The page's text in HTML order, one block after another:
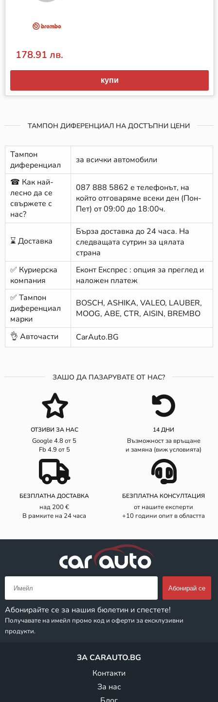
178.91 лв.
купи
ТАМПОН ДИФЕРЕНЦИАЛ НА ДОСТЪПНИ ЦЕНИ
Тампон
диференциал
за всички автомобили
☎ Как най-
лесно да се
свържете с
нас?
087 888 5862 е телефонът, на
който отговаряме всеки ден (Пон-
Пет) от 09:00 до 18:00ч.
⌛ Доставка
Бърза доставка до 24 часа. На
следващата сутрин за цялата
страна
✅ Куриерска
компания
Еконт Експрес : опция за преглед и
наложен платеж
✅ Тампон
диференциал
марки
BOSCH, ASHIKA, VALEO, LAUBER,
MOOG, ABE, CTR, AISIN, BREMBO
👌 Авточасти CarAuto.BG
ЗАШО ДА ПАЗАРУВАТЕ ОТ НАС?
ОТЗИВИ ЗА НАС
Google 4.8 от 5
Fb 4.9 от 5
14 ДНИ
Възможност за връщане
и замяна (виж условията)
БЕЗПЛАТНА ДОСТАВКА
над 200 €
В рамките на 24 часа
БЕЗПЛАТНА КОНСУЛТАЦИЯ
от нашите експерти
+10 години опит в областта
Абонирайте се за нашия бюлетин и спестете!
Получавате на имейл промо код и оферти за ексклузивни
продукти.
ЗА CARAUTO.BG
Контакти
За нас